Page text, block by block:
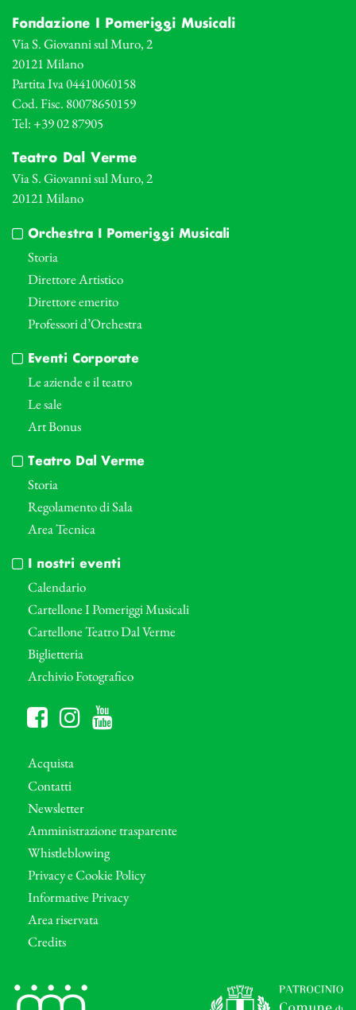
Fondazione I Pomeriggi Musicali
Via S. Giovanni sul Muro, 2
20121 Milano
Partita Iva 04410060158
Cod. Fisc. 80078650159
Tel: +39 02 87905
Teatro Dal Verme
Via S. Giovanni sul Muro, 2
20121 Milano
Orchestra I Pomeriggi Musicali
Storia
Direttore Artistico
Direttore emerito
Professori d’Orchestra
Eventi Corporate
Le aziende e il teatro
Le sale
Art Bonus
Teatro Dal Verme
Storia
Regolamento di Sala
Area Tecnica
I nostri eventi
Calendario
Cartellone I Pomeriggi Musicali
Cartellone Teatro Dal Verme
Biglietteria
Archivio Fotografico
Acquista
Contatti
Newsletter
Amministrazione trasparente
Whistleblowing
Privacy e Cookie Policy
Informative Privacy
Area riservata
Credits